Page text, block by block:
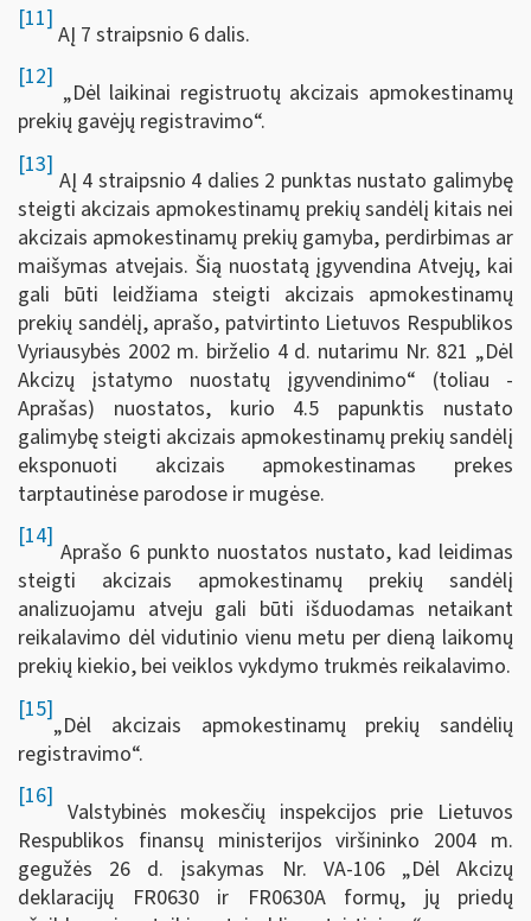
[11]
AĮ 7 straipsnio 6 dalis.
[12]
„Dėl laikinai registruotų akcizais apmokestinamų
prekių gavėjų registravimo“.
[13]
AĮ 4 straipsnio 4 dalies 2 punktas nustato galimybę
steigti akcizais apmokestinamų prekių sandėlį kitais nei
akcizais apmokestinamų prekių gamyba, perdirbimas ar
maišymas atvejais. Šią nuostatą įgyvendina Atvejų, kai
gali būti leidžiama steigti akcizais apmokestinamų
prekių sandėlį, aprašo, patvirtinto Lietuvos Respublikos
Vyriausybės 2002 m. birželio 4 d. nutarimu Nr. 821 „Dėl
Akcizų įstatymo nuostatų įgyvendinimo“ (toliau -
Aprašas) nuostatos, kurio 4.5 papunktis nustato
galimybę steigti akcizais apmokestinamų prekių sandėlį
eksponuoti akcizais apmokestinamas prekes
tarptautinėse parodose ir mugėse.
[14]
Aprašo 6 punkto nuostatos nustato, kad leidimas
steigti akcizais apmokestinamų prekių sandėlį
analizuojamu atveju gali būti išduodamas netaikant
reikalavimo dėl vidutinio vienu metu per dieną laikomų
prekių kiekio, bei veiklos vykdymo trukmės reikalavimo.
[15]
„Dėl akcizais apmokestinamų prekių sandėlių
registravimo“.
[16]
Valstybinės mokesčių inspekcijos prie Lietuvos
Respublikos finansų ministerijos viršininko 2004 m.
gegužės 26 d. įsakymas Nr. VA-106 „Dėl Akcizų
deklaracijų FR0630 ir FR0630A formų, jų priedų